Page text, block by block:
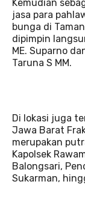
Kemudian
jasa para
bunga di
dipimpin
ME. Suparno
Taruna S MM.
Di lokasi juga
Jawa Barat
merupakan
Kapolsek
Balongsari,
Sukarman,